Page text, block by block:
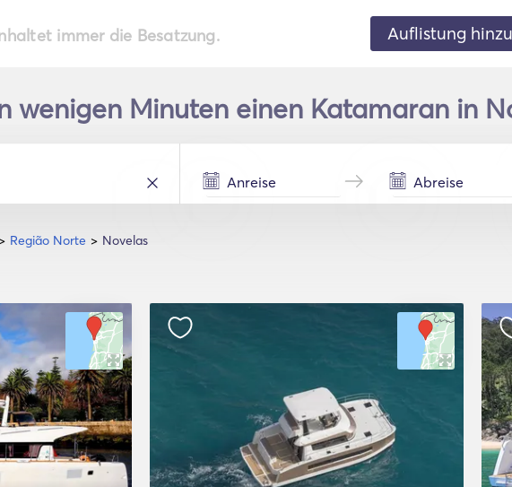
immer die Besatzung. Auflistung
wenigen Minuten einen Katamaran in
Região Norte Novelas